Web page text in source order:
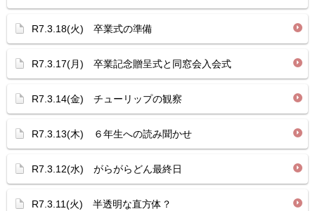
R7.3.18(火) 卒業式の準備
R7.3.17(月) 卒業記念贈呈式と同窓会入会式
R7.3.14(金) チューリップの観察
R7.3.13(木) ６年生への読み聞かせ
R7.3.12(水) がらがらどん最終日
R7.3.11(火) 半透明な直方体？